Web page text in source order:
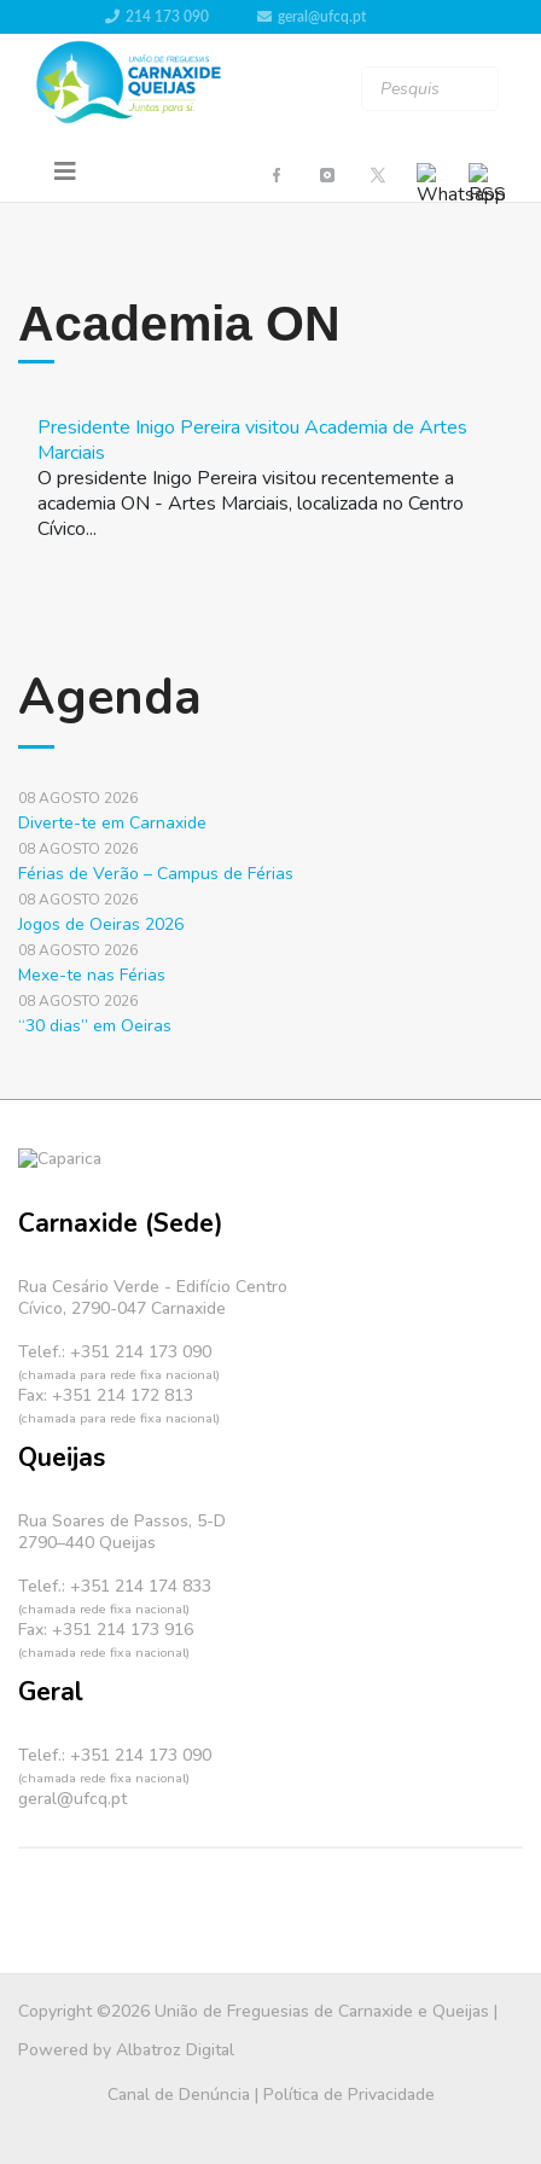
214 173 090 geral@ufcq.pt
Academia ON
Presidente Inigo Pereira visitou Academia de Artes
Marciais
O presidente Inigo Pereira visitou recentemente a
academia ON - Artes Marciais, localizada no Centro
Cívico...
Agenda
08 AGOSTO 2026
Diverte-te em Carnaxide
08 AGOSTO 2026
Férias de Verão – Campus de Férias
08 AGOSTO 2026
Jogos de Oeiras 2026
08 AGOSTO 2026
Mexe-te nas Férias
08 AGOSTO 2026
“30 dias” em Oeiras
Carnaxide (Sede)
Rua Cesário Verde - Edifício Centro
Cívico, 2790-047 Carnaxide
Telef.: +351 214 173 090
(chamada para rede fixa nacional)
Fax: +351 214 172 813
(chamada para rede fixa nacional)
Queijas
Rua Soares de Passos, 5-D
2790–440 Queijas
Telef.: +351 214 174 833
(chamada rede fixa nacional)
Fax: +351 214 173 916
(chamada rede fixa nacional)
Geral
Telef.: +351 214 173 090
(chamada rede fixa nacional)
geral@ufcq.pt
Copyright ©2026 União de Freguesias de Carnaxide e Queijas |
Powered by Albatroz Digital
Canal de Denúncia | Política de Privacidade